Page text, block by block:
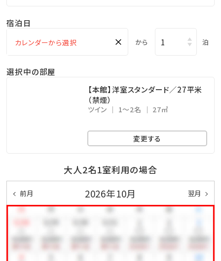
営業時間／9:00～20:00
※チェックイン15:00～チェックアウト11:00までご利用
・ドリンクと小菓子をご自由にお召し上がりください。
・広々としたスペースは、リモートワークの利用も可能で
ニティ類は付いておりません。
※3歳以上のお子様は、朝食代1,000円を別途頂戴いた
します。
□ホテル敷地内で楽しめる！遊びメニューをご紹介（※
有料）
宿泊日
× から 泊
選択中の部屋
【本館】洋室スタンダード／27平米
（禁煙）
ツイン 1～2名 27㎡
変更する
大人2名1室利用の場合
前月 2026年10月 翌月